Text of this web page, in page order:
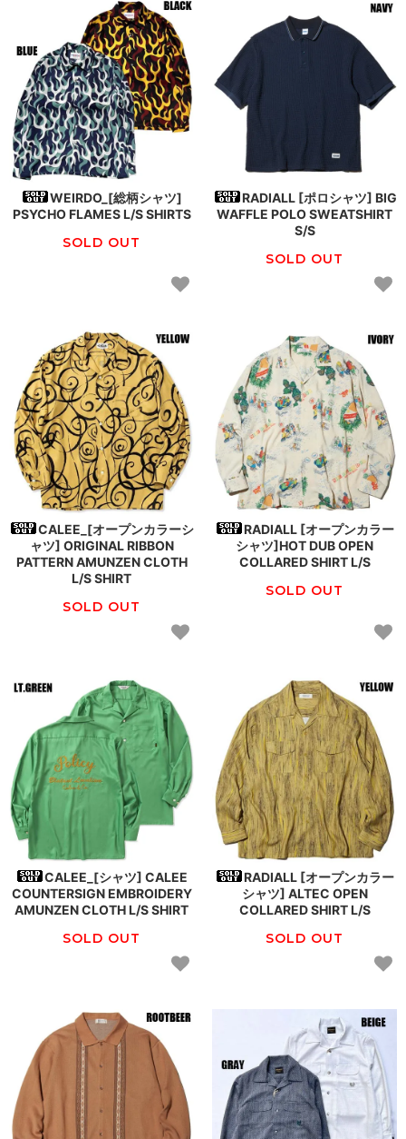
WEIRDO_[総柄シャツ]
PSYCHO FLAMES L/S SHIRTS
SOLD OUT
RADIALL [ポロシャツ] BIG
WAFFLE POLO SWEATSHIRT
S/S
SOLD OUT
CALEE_[オープンカラーシ
ャツ] ORIGINAL RIBBON
PATTERN AMUNZEN CLOTH
L/S SHIRT
SOLD OUT
RADIALL [オープンカラー
シャツ]HOT DUB OPEN
COLLARED SHIRT L/S
SOLD OUT
CALEE_[シャツ] CALEE
COUNTERSIGN EMBROIDERY
AMUNZEN CLOTH L/S SHIRT
SOLD OUT
RADIALL [オープンカラー
シャツ] ALTEC OPEN
COLLARED SHIRT L/S
SOLD OUT